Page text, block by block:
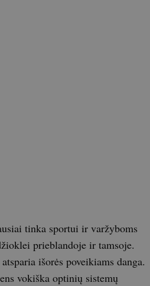
tinka sportui ir varžyboms
prieblandoje ir tamsoje.
išorės poveikiams danga.
vokiška optinių sistemų